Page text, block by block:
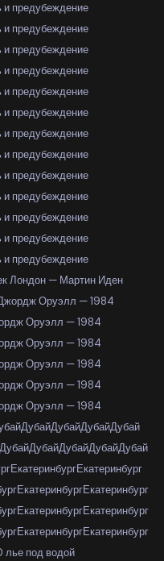
предубеждение
предубеждение
предубеждение
предубеждение
предубеждение
предубеждение
предубеждение
предубеждение
предубеждение
предубеждение
предубеждение
предубеждение
предубеждение
Лондон — Мартин Иден
Оруэлл — 1984
Оруэлл — 1984
Оруэлл — 1984
Оруэлл — 1984
Оруэлл — 1984
Оруэлл — 1984
ДубайДубайДубайДубай
ДубайДубайДубайДубай
ЕкатеринбургЕкатеринбург
ЕкатеринбургЕкатеринбург
ЕкатеринбургЕкатеринбург
ЕкатеринбургЕкатеринбург
под водой